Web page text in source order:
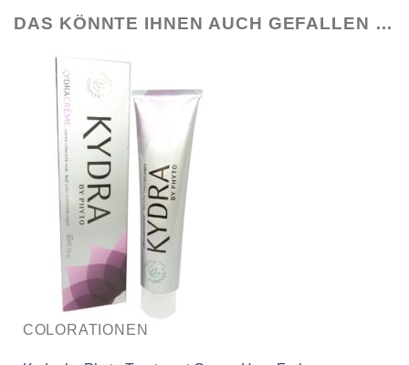
DAS KÖNNTE IHNEN AUCH GEFALLEN …
COLORATIONEN